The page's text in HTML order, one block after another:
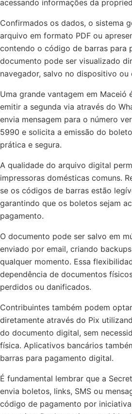
acessando informações da
Confirmados os dados, o sistema
arquivo em formato PDF ou
contendo o código de barras para
documento pode ser visualizado
navegador, salvo no dispositivo ou
Uma grande vantagem em Maceió
emitir a segunda via através do
envia mensagem para o número
5990 e solicita a emissão do
prática e segura.
A qualidade do arquivo digital
impressoras domésticas comuns.
se os códigos de barras estão
garantindo que os boletos sejam
pagamento.
O documento pode ser salvo em
enviado por email, criando
qualquer momento. Essa
dependência de documentos
perdidos ou danificados.
Contribuintes também podem
diretamente através do Pix
do documento digital, sem
física. Aplicativos bancários
barras para pagamento digital.
É fundamental lembrar que a
envia boletos, links, SMS ou
código de pagamento por